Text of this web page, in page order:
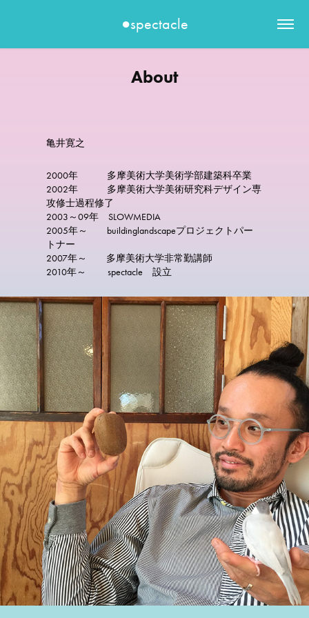
●spectacle
About
亀井寛之
2000年 多摩美術大学美術学部建築科卒業
2002年 多摩美術大学美術研究科デザイン専
攻修士過程修了
2003～09年 SLOWMEDIA
2005年～ buildinglandscapeプロジェクトパー
トナー
2007年～ 多摩美術大学非常勤講師
2010年～ spectacle 設立